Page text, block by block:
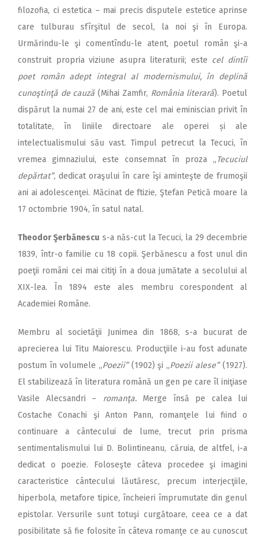
filozofia, ci estetica – mai precis disputele estetice aprinse
care tulburau sfîrşitul de secol, la noi şi în Europa.
Urmărindu-le şi comentîndu-le atent, poetul român şi-a
construit propria viziune asupra literaturii; este cel dintîi
poet român adept integral al modernismului, în deplină
cunoştinţă de cauză(Mihai Zamfir, România literară). Poetul
dispărut la numai 27 de ani, este cel mai eminiscian privit în
totalitate, în liniile directoare ale operei și ale
intelectualismului său vast. Timpul petrecut la Tecuci, în
vremea gimnaziului, este consemnat în proza „Tecuciul
depărtat”, dedicat oraşului în care îşi aminteşte de frumoşii
ani ai adolescenţei. Măcinat de ftizie, Ştefan Petică moare la
17 octombrie 1904, în satul natal.
Theodor Şerbănescu s-a năs-cut la Tecuci, la 29 decembrie
1839, într-o familie cu 18 copii. Şerbănescu a fost unul din
poeţii români cei mai citiţi în a doua jumătate a secolului al
XIX-lea. În 1894 este ales membru corespondent al
Academiei Române.
Membru al societăţii Junimea din 1868, s-a bucurat de
aprecierea lui Titu Maiorescu. Producţiile i-au fost adunate
postum în volumele „Poezii”(1902) şi „Poezii alese”(1927).
El stabilizează în literatura română un gen pe care îl iniţiase
Vasile Alecsandri – romanţa.Merge însă pe calea lui
Costache Conachi şi Anton Pann, romanţele lui fiind o
continuare a cântecului de lume, trecut prin prisma
sentimentalismului lui D. Bolintineanu, căruia, de altfel, i-a
dedicat o poezie. Foloseşte câteva procedee şi imagini
caracteristice cântecului lăutăresc, precum interjecţiile,
hiperbola, metafore tipice, încheieri împrumutate din genul
epistolar. Versurile sunt totuşi curgătoare, ceea ce a dat
posibilitate să fie folosite în câteva romanţe ce au cunoscut